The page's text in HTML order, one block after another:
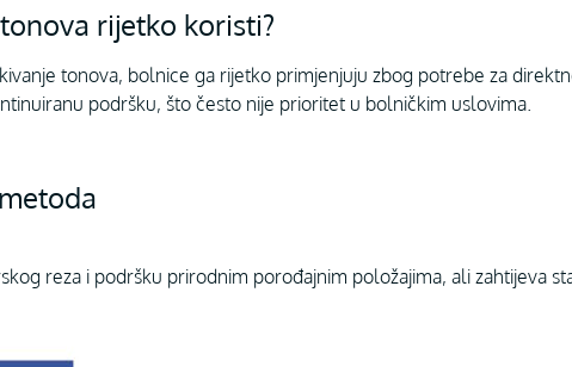
rijetko koristi?
tonova, bolnice ga rijetko primjenjuju zbog potrebe za
podršku, što često nije prioritet u bolničkim uslovima.
reza i podršku prirodnim porođajnim položajima, ali zahtijeva